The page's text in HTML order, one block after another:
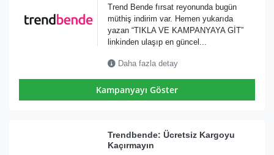
Trend Bende fırsat reyonunda bugün
müthiş indirim var. Hemen yukarıda
yazan “TIKLA VE KAMPANYAYA GİT”
linkinden ulaşıp en güncel...
Daha fazla detay
Kampanyayı Göster
Trendbende: Ücretsiz Kargoyu
Kaçırmayın